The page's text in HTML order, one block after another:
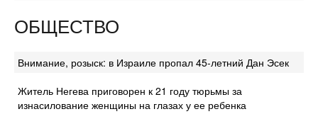
ОБЩЕСТВО
Внимание, розыск: в Израиле пропал 45-летний Дан Эсек
Житель Негева приговорен к 21 году тюрьмы за
изнасилование женщины на глазах у ее ребенка